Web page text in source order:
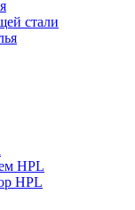
стали
HPL
HPL